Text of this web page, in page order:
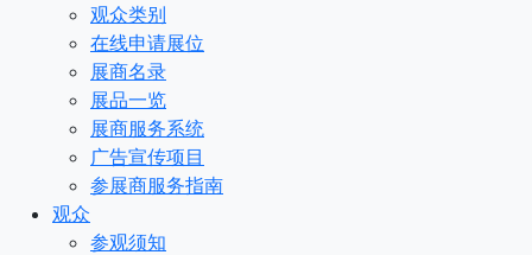
观众类别
在线申请展位
展商名录
展品一览
展商服务系统
广告宣传项目
参展商服务指南
观众
参观须知